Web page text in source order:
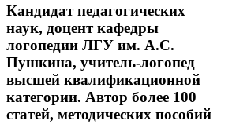
Кандидат педагогических
наук, доцент кафедры
логопедии ЛГУ им. А.С.
Пушкина, учитель-логопед
высшей квалификационной
категории. Автор более 100
статей, методических пособий